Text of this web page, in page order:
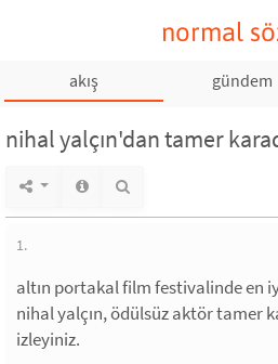
normal
akış gündem
nihal yalçın'dan tamer
1.
altın portakal film festivalinde en
nihal yalçın, ödülsüz aktör tamer
izleyiniz.